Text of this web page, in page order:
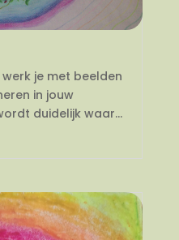
werk je met beelden
in jouw
duidelijk waar...